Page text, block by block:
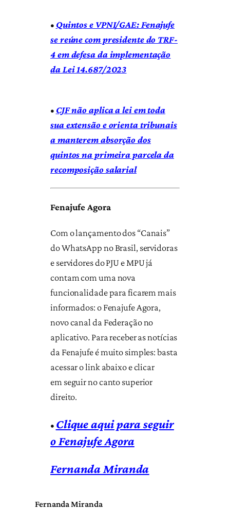
• Quintos e VPNI/GAE: Fenajufe
se reúne com presidente do TRF-
4 em defesa da implementação
da Lei 14.687/2023
• CJF não aplica a lei em toda
sua extensão e orienta tribunais
a manterem absorção dos
quintos na primeira parcela da
recomposição salarial
Fenajufe Agora
Com o lançamento dos “Canais”
do WhatsApp no Brasil, servidoras
e servidores do PJU e MPU já
contam com uma nova
funcionalidade para ficarem mais
informados: o Fenajufe Agora,
novo canal da Federação no
aplicativo. Para receber as notícias
da Fenajufe é muito simples: basta
acessar o link abaixo e clicar
em seguir no canto superior
direito.
• Clique aqui para seguir
o Fenajufe Agora
Fernanda Miranda
Fernanda Miranda